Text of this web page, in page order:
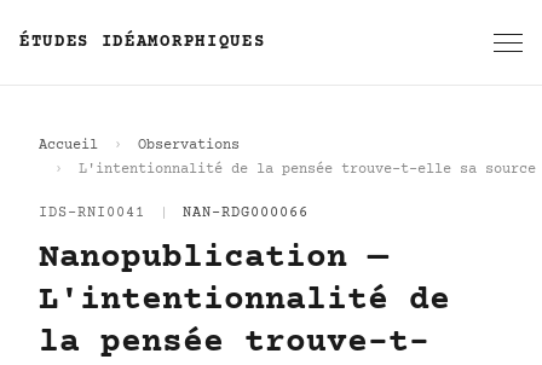
ÉTUDES IDÉAMORPHIQUES
Accueil
Observations
L'intentionnalité de la pensée trouve-t-elle sa source
IDS-RNI0041 NAN-RDG000066
Nanopublication —
L'intentionnalité de
la pensée trouve-t-